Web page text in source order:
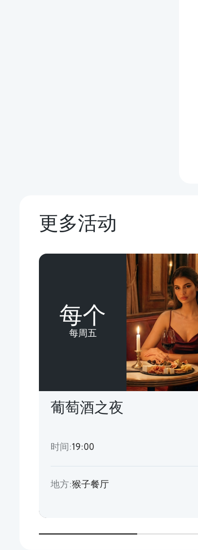
更多活动
每个
每周五
葡萄酒之夜
时间:19:00
地方:猴子餐厅